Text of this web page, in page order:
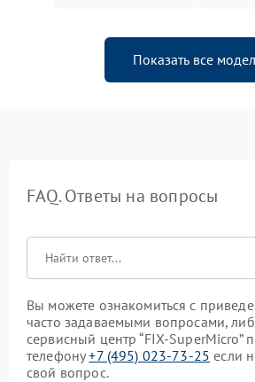
Показать все
FAQ. Ответы на вопросы
Вы можете ознакомиться с
часто задаваемыми вопросами,
сервисный центр “FIX-SuperMicro”
телефону+7 (495) 023-73-25 если
свой вопрос.